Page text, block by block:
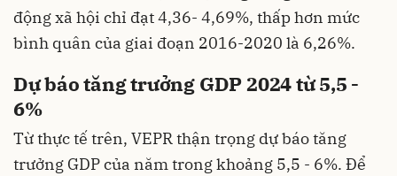
động xã hội chỉ đạt 4,36- 4,69%, thấp hơn mức
bình quân của giai đoạn 2016-2020 là 6,26%.
Dự báo tăng trưởng GDP 2024 từ 5,5 -
6%
Từ thực tế trên, VEPR thận trọng dự báo tăng
trưởng GDP của năm trong khoảng 5,5 - 6%. Để